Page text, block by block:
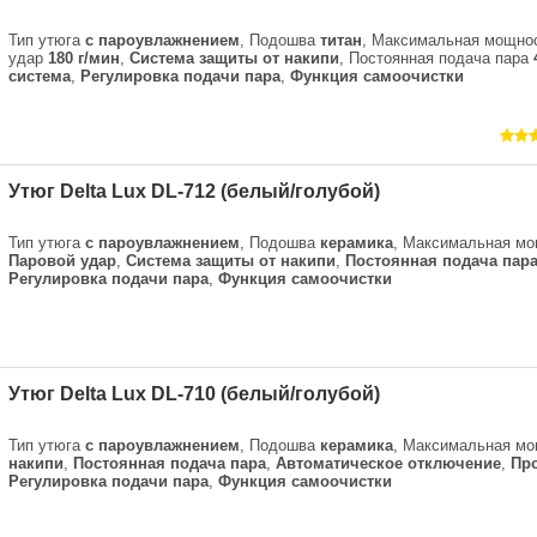
Тип утюга с пароувлажнением, Подошва титан, Максимальная
удар 180 г/мин, Система защиты от накипи, Постоянная подача пара
система, Регулировка подачи пара, Функция самоочистки
Утюг Delta Lux DL-712 (белый/голубой)
Тип утюга с пароувлажнением, Подошва керамика, Максимальная
Паровой удар, Система защиты от накипи, Постоянная подача пара
Регулировка подачи пара, Функция самоочистки
Утюг Delta Lux DL-710 (белый/голубой)
Тип утюга с пароувлажнением, Подошва керамика, Максимальная
накипи, Постоянная подача пара, Автоматическое отключение,
Регулировка подачи пара, Функция самоочистки